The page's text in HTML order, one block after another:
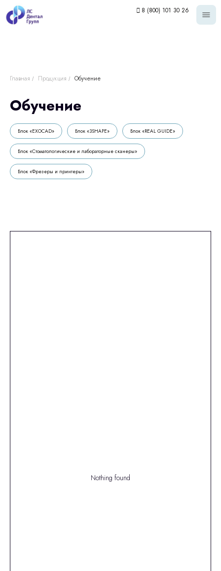
8 (800) 101 30 26
Главная / Продукция / Обучение
Обучение
Блок «EXOCAD» Блок «3SHAPE» Блок «REAL GUIDE»
Блок «Стоматологические и лабораторные сканеры»
Блок «Фрезеры и принтеры»
Nothing found